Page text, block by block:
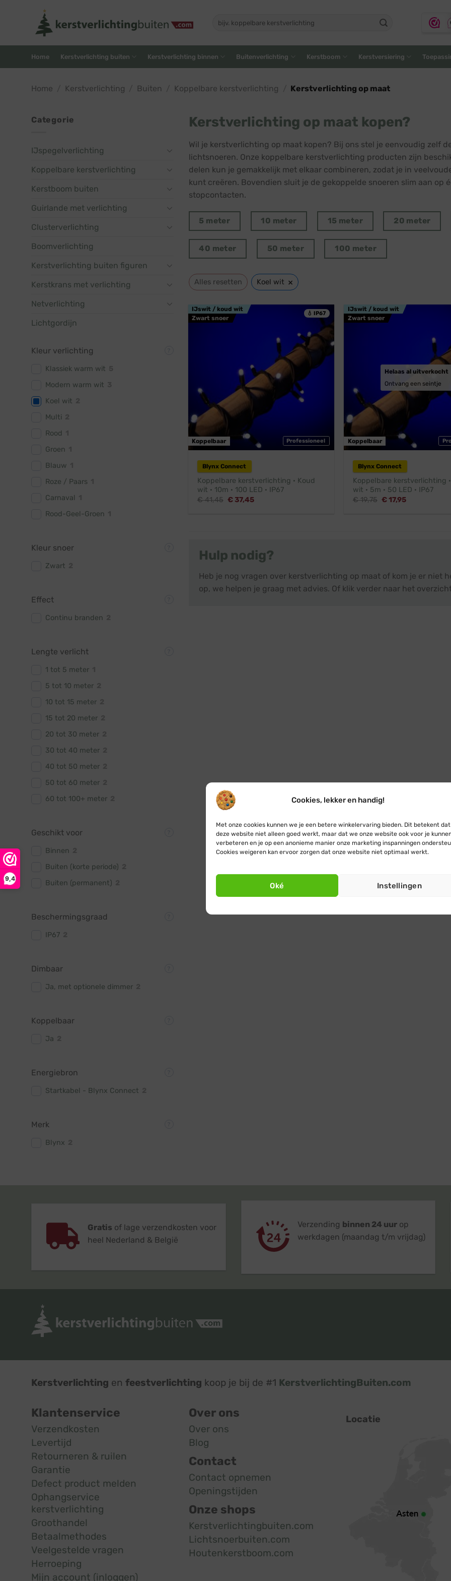
Cookies, lekker en handig!
Met onze cookies kunnen we je een betere winkelervaring bieden. Dit betekent dat
deze website niet alleen goed werkt, maar dat we onze website ook voor je
verbeteren en je op een anonieme manier onze marketing inspanningen
Cookies weigeren kan ervoor zorgen dat onze website niet optimaal werkt.
Oké Instellingen
9,4
naar:
Home Kerstverlichting buiten Kerstverlichting binnen Buitenverlichting Kerstboom Kerstversiering
Home Kerstverlichting Buiten Koppelbare kerstverlichting Kerstverlichting op maat
Categorie
IJspegelverlichting
Koppelbare kerstverlichting
Kerstboom buiten
Guirlande met verlichting
Clusterverlichting
Boomverlichting
Kerstverlichting buiten figuren
Kerstkrans met verlichting
Netverlichting
Lichtgordijn
Kleur verlichting
Klassiek warm wit
Modern warm wit
Koel wit
Multi
Rood
Groen
Blauw
Roze / Paars
Carnaval
Rood-Geel-Groen
Kleur snoer
Zwart
Effect
Continu branden
Lengte verlicht
1 tot 5 meter
5 tot 10 meter
10 tot 15 meter
15 tot 20 meter
20 tot 30 meter
30 tot 40 meter
40 tot 50 meter
50 tot 60 meter
60 tot 100+ meter
Geschikt voor
Binnen
Buiten (korte periode)
Buiten (permanent)
Beschermingsgraad
IP67
Dimbaar
Ja, met optionele dimmer
Koppelbaar
Ja
Energiebron
Startkabel - Blynx Connect
Merk
Blynx
Kerstverlichting op maat kopen?
Wil je kerstverlichting op maat kopen? Bij ons stel je eenvoudig zelf
lichtsnoeren. Onze koppelbare kerstverlichting producten zijn
delen kun je gemakkelijk met elkaar combineren, zodat je in
kunt creëren. Bovendien sluit je de gekoppelde snoeren slim aan op
stopcontacten.
5 meter 10 meter 15 meter 20 meter
40 meter 50 meter 100 meter
Alles resetten Koel wit ×
💧 IP67
Professioneel
IJswit / koud wit
Zwart snoer
Koppelbaar
Blynx Connect
Koppelbare kerstverlichting · Koud
wit · 10m · 100 LED · IP67
€41,45 Oorspronkelijke
€37,45Huidige
IJswit / koud wit
Zwart snoer
Koppelbaar
Helaas al uitverkocht
Ontvang een seintje
Blynx Connect
Koppelbare kerstverlichting
wit · 5m · 50 LED · IP67
€19,75 Oorspronkelijke
€17,95Huidige
Hulp nodig?
Heb je nog vragen over kerstverlichting op maat of kom je er niet
op, we helpen je graag met advies. Of klik verder naar het
Gratis of lage verzendkosten voor
heel Nederland & België
Verzending binnen 24 uurop
werkdagen (maandag t/m vrijdag)
Kerstverlichting en feestverlichting koop je bij de #1 KerstverlichtingBuiten.com
Klantenservice
Verzendkosten
Levertijd
Retourneren & ruilen
Garantie
Defect product melden
Ophangservice
kerstverlichting
Groothandel
Betaalmethodes
Veelgestelde vragen
Herroeping
Mijn account (inloggen)
Over ons
Over ons
Blog
Contact
Contact opnemen
Openingstijden
Onze shops
Kerstverlichtingbuiten.com
Lichtsnoerbuiten.com
Houtenkerstboom.com
Locatie